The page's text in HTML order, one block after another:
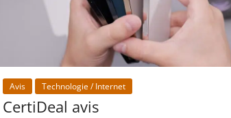
Avis Technologie / Internet
CertiDeal avis